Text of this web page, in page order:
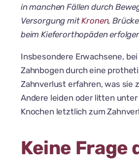
in manchen Fällen durch
Versorgung mitKronen,
beim Kieferorthopäden
Insbesondere Erwachsene,
Zahnbogen durch eine
Zahnverlust erfahren, was sie
Andere leiden oder litten
Knochen letztlich zum
Keine Frage